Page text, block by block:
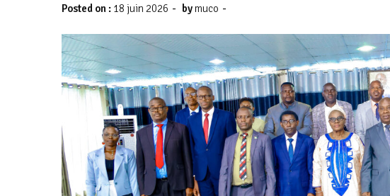
Posted on : 18 juin 2026 - bymuco -